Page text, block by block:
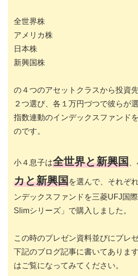
全世界株
アメリカ株
日本株
新興国株
の４つのアセットクラスから投資
２つ選び、各１万円づつで彼らが
指数連動のインデックスファンド
のです。
小４息子は全世界と新興国
カと新興国を選んで、それぞ
ンデックスファンドを三菱UFJ国
Slimシリーズ」で購入しました。
この時のプレゼン資料並びにプレ
下記のブログ記事に書いてありま
はご覧になってみてください。